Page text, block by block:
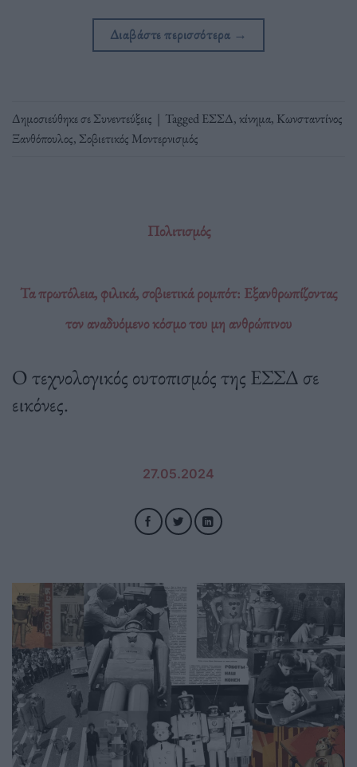
Διαβάστε περισσότερα →
Δημοσιεύθηκε σεΣυνεντεύξεις | TaggedΕΣΣΔ,κίνημα, Κωνσταντίνος
Ξανθόπουλος, Σοβιετικός Μοντερνισμός
Πολιτισμός
Τα πρωτόλεια, φιλικά, σοβιετικά ρομπότ: Εξανθρωπίζοντας
τον αναδυόμενο κόσμο του μη ανθρώπινου
Ο τεχνολογικός ουτοπισμός της ΕΣΣΔ σε
εικόνες.
27.05.2024